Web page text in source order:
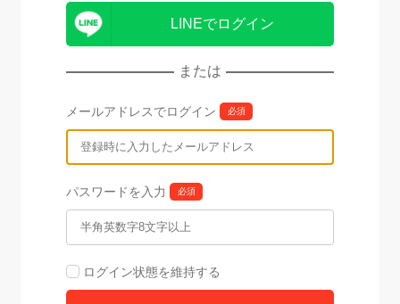
LINEでログイン
または
メールアドレスでログイン 必須
パスワードを入力 必須
ログイン状態を維持する